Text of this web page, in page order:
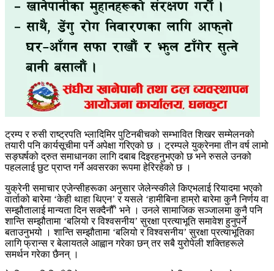
ट्रम्प र रुसी राष्ट्रपति भ्लादिमिर पुटिनबीचको सम्भावित शिखर सम्मेलनको
तयारी पनि कार्यसूचीमा पर्ने अपेक्षा गरिएको छ । ट्रम्पले युक्रेनमा तीन वर्ष लामो
सङ्घर्षको द्रुत समाधानका लागि दबाब दिइरहनुभएको छ भने रुसले उनको
पहललाई छुट प्राप्त गर्ने अवसरका रूपमा हेरिरहेको छ ।
युक्रेनी समाचार एजेन्सीहरूका अनुसार जेलेन्स्कीले किएभलाई रियादमा भएको
वार्ताको बारेमा ‘केही थाहा थिएन’ र यसले ‘हामीबिना हाम्रो बारेमा कुनै निर्णय वा
सम्झौतालाई मान्यता दिन सक्दैनौँ’ भने । उनले सामाजिक सञ्जालमा कुनै पनि
शान्ति सम्झौतामा ‘बलियो र विश्वसनीय’ सुरक्षा प्रत्याभूति समावेश हुनुपर्ने
बताउनुभयो । शान्ति सम्झौतामा ‘बलियो र विश्वसनीय’ सुरक्षा प्रत्याभूतिका
लागि फ्रान्स र बेलायतले आह्वान गरेका छन् तर सबै युरोपेली शक्तिहरूले
समर्थन गरेका छैनन् ।